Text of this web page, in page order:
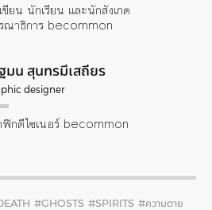
ขียน นักเรียน และนักสังเกต
ณาธิการ becommon
น สุนทรมีเสถียร
designer
ฟิกดีไซเนอร์ becommon
#GHOSTS #SPIRITS #ความตาย